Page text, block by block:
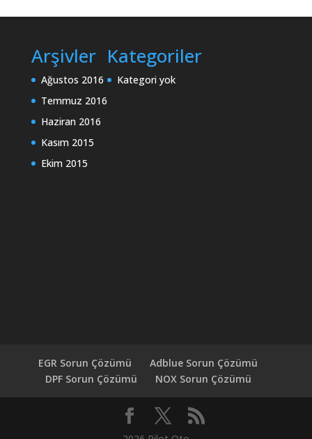
Arşivler
Ağustos 2016
Temmuz 2016
Haziran 2016
Kasım 2015
Ekim 2015
Kategoriler
Kategori yok
EGR Sorun Çözümü
Adblue Sorun Çözümü
DPF Sorun Çözümü
NOX Sorun Çözümü